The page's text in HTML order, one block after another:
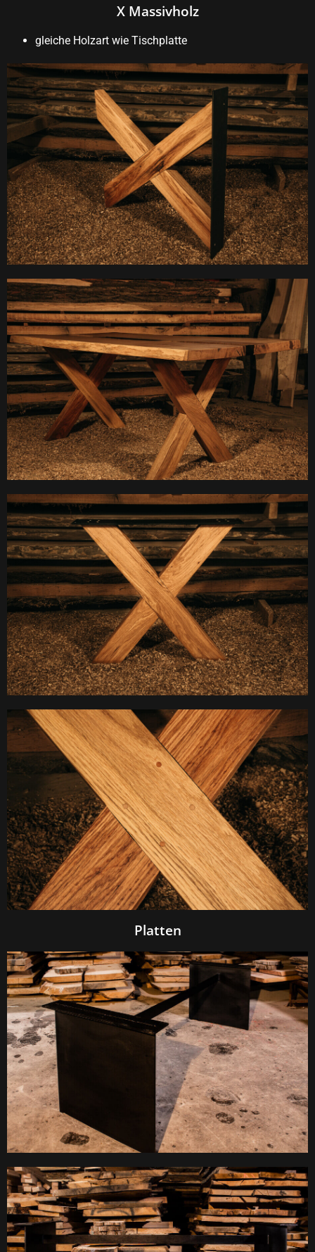
X Massivholz
gleiche Holzart wie Tischplatte
Platten